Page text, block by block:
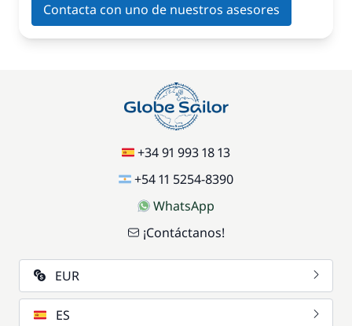
Contacta con uno de nuestros asesores
+34 91 993 18 13
+54 11 5254-8390
WhatsApp
¡Contáctanos!
EUR
ES